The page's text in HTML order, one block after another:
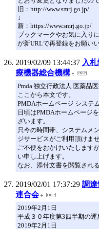
旧：http://www.smrj.go.jp/
↓
新：https://www.smrj.go.jp/
ブックマークやお気に入り
が新URLで再登録をお願い
2019/02/09 13:44:37 入
療機器総合機構
Pmda 独立行政法人 医薬品
ここから本文です。
PMDAホームページ システ
日頃はPMDAホームページ
ざいます。
只今の時間帯、システムメ
ジサービスがご利用頂けませ
ご不便をおかけいたします
い申し上げます。
なお、添付文書を閲覧され
2019/02/01 17:37:29 調
連合会
2019年2月1日
平成３０年度第3四半期の運
2019年2月1日